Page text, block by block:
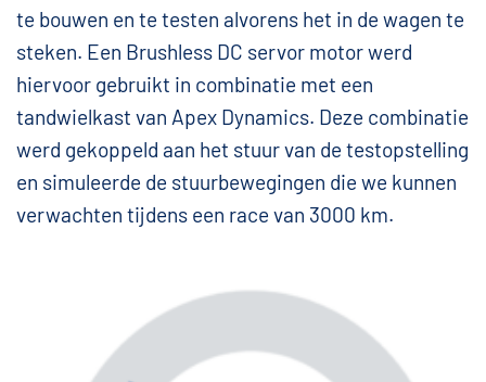
te bouwen en te testen alvorens het in de wagen te
steken. Een Brushless DC servor motor werd
hiervoor gebruikt in combinatie met een
tandwielkast van Apex Dynamics. Deze combinatie
werd gekoppeld aan het stuur van de testopstelling
en simuleerde de stuurbewegingen die we kunnen
verwachten tijdens een race van 3000 km.